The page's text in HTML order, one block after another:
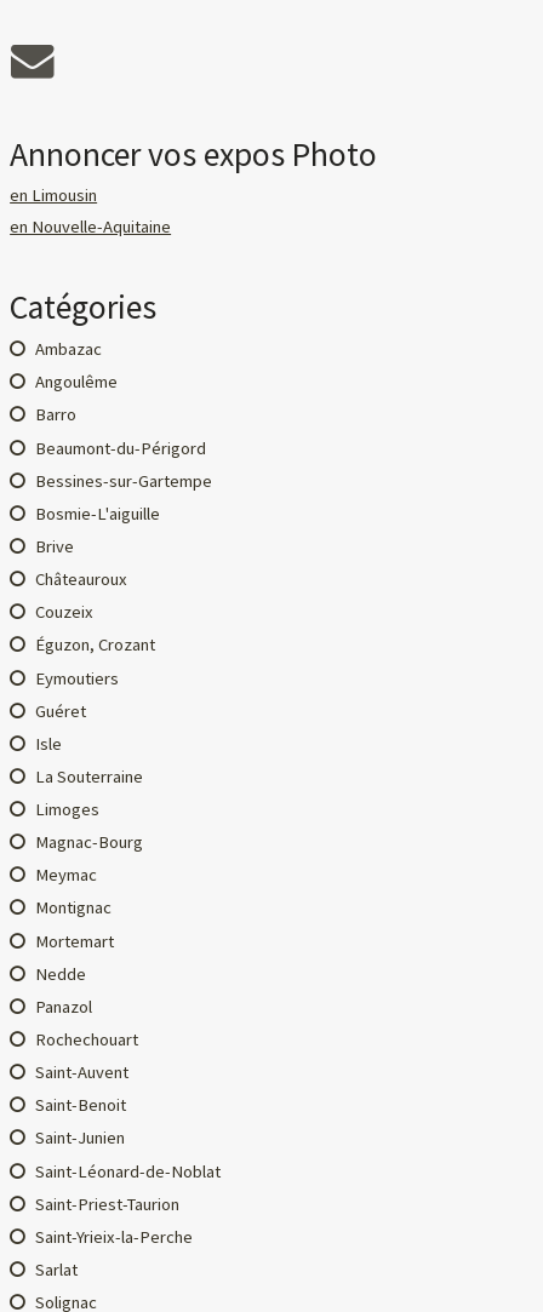
Annoncer vos expos Photo
en Limousin
en Nouvelle-Aquitaine
Catégories
Ambazac
Angoulême
Barro
Beaumont-du-Périgord
Bessines-sur-Gartempe
Bosmie-L'aiguille
Brive
Châteauroux
Couzeix
Éguzon, Crozant
Eymoutiers
Guéret
Isle
La Souterraine
Limoges
Magnac-Bourg
Meymac
Montignac
Mortemart
Nedde
Panazol
Rochechouart
Saint-Auvent
Saint-Benoit
Saint-Junien
Saint-Léonard-de-Noblat
Saint-Priest-Taurion
Saint-Yrieix-la-Perche
Sarlat
Solignac